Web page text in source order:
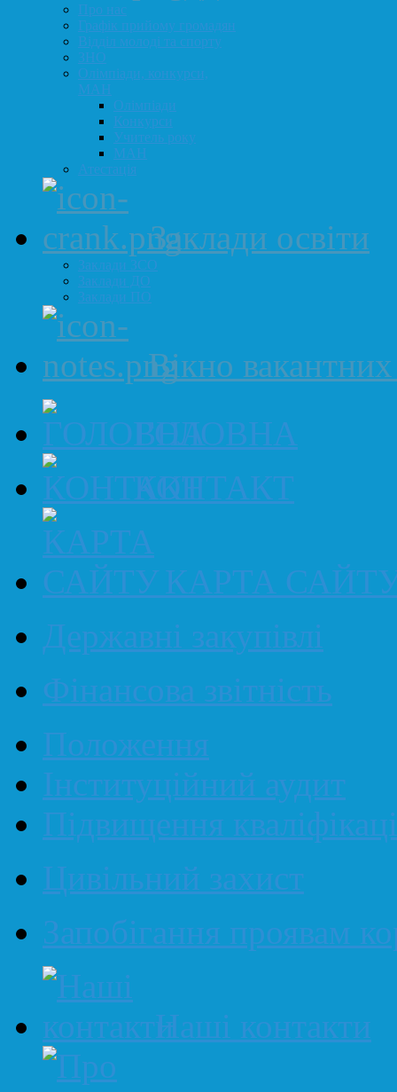
Про нас
Графік прийому громадян
Відділ молоді та спорту
ЗНО
Олімпіади, конкурси,
МАН
Олімпіади
Конкурси
Учитель року
МАН
Атестація
Заклади освіти
Заклади ЗСО
Заклади ДО
Заклади ПО
Вікно
ГОЛОВНА
КОНТАКТ
КАРТА
Державні закупівлі
Фінансова звітність
Положення
Інституційний аудит
Підвищення
Цивільний захист
Запобігання проявам
Наші контакти